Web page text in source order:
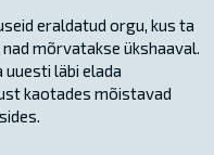
eraldatud orgu, kus ta
mõrvatakse ükshaaval.
läbi elada
kaotades mõistavad